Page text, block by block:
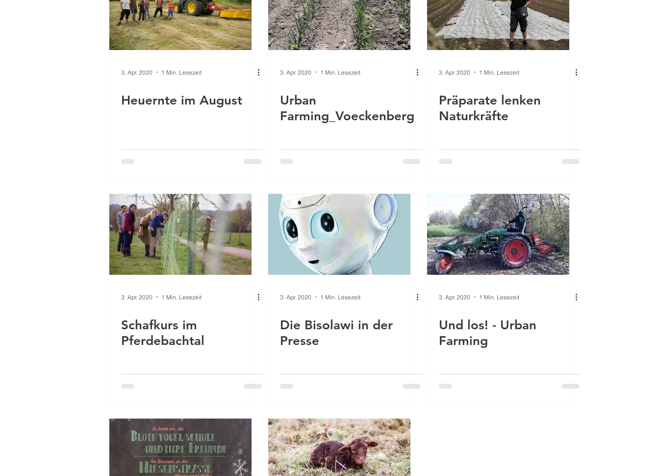
3. Apr. 2020 1 Min. Lesezeit
Heuernte im August
3. Apr. 2020 1 Min. Lesezeit
Urban
Farming_Voeckenberg
3. Apr. 2020 1 Min. Lesezeit
Präparate lenken
Naturkräfte
3. Apr. 2020 1 Min. Lesezeit
Schafkurs im
Pferdebachtal
3. Apr. 2020 1 Min. Lesezeit
Die Bisolawi in der
Presse
3. Apr. 2020 1 Min. Lesezeit
Und los! - Urban
Farming